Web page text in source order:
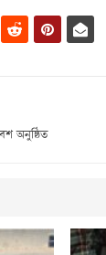
অনুষ্ঠিত